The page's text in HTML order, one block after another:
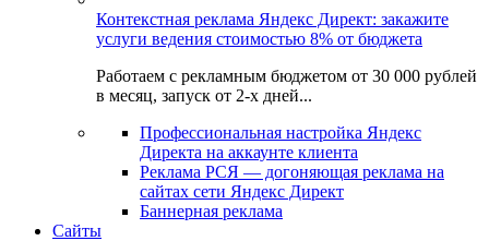
Контекстная реклама Яндекс Директ: закажите
услуги ведения стоимостью 8% от бюджета
Работаем с рекламным бюджетом от 30 000 рублей
в месяц, запуск от 2-х дней...
Профессиональная настройка Яндекс
Директа на аккаунте клиента
Реклама РСЯ — догоняющая реклама на
сайтах сети Яндекс Директ
Баннерная реклама
Сайты